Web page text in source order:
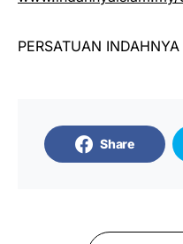
PERSATUAN
Share